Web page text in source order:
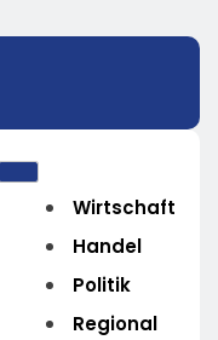
Wirtschaft
Handel
Politik
Regional